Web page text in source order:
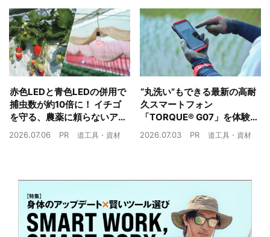
赤色LEDと青色LEDの併用で
捕虫数が約10倍に！ イチゴ
を守る、農薬に頼らないア
ザミウマ対策
2026.07.06 PR 道工具・資材
“丸洗い”もできる最新の高耐
久スマートフォン
「TORQUE® G07」を体験
農業現場の“スマホの弱点”を
2026.07.03 PR 道工具・資材